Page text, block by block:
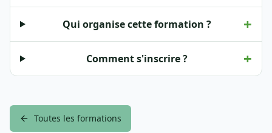
Qui organise cette formation ? +
Comment s'inscrire ? +
Toutes les formations